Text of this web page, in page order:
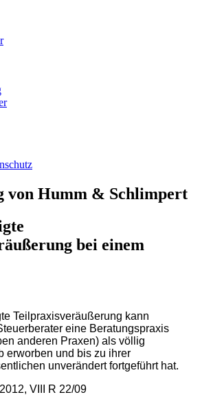
von Humm & Schlimpert
bei einem
Teilpraxisveräußerung kann
eine Beratungspraxis
anderen Praxen) als völlig
erworben und bis zu ihrer
unverändert fortgeführt hat.
VIII R 22/09